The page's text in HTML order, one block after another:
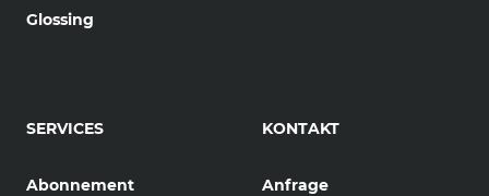
Glossing
SERVICES
Abonnement
KONTAKT
Anfrage